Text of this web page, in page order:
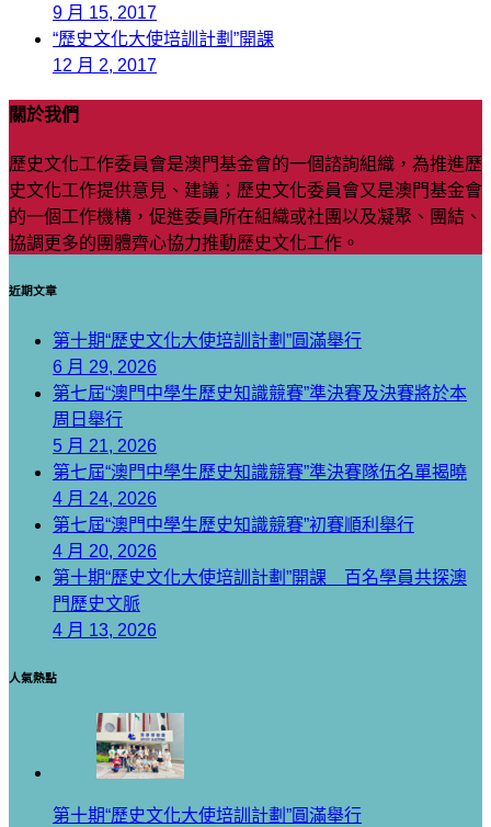
9 月 15, 2017
“歷史文化大使培訓計劃”開課
12 月 2, 2017
關於我們
歷史文化工作委員會是澳門基金會的一個諮詢組織，為推進歷
史文化工作提供意見、建議；歷史文化委員會又是澳門基金會
的一個工作機構，促進委員所在組織或社團以及凝聚、團結、
協調更多的團體齊心協力推動歷史文化工作。
近期文章
第十期“歷史文化大使培訓計劃”圓滿舉行
6 月 29, 2026
第七屆“澳門中學生歷史知識競賽”準決賽及決賽將於本
周日舉行
5 月 21, 2026
第七屆“澳門中學生歷史知識競賽”準決賽隊伍名單揭曉
4 月 24, 2026
第七屆“澳門中學生歷史知識競賽”初賽順利舉行
4 月 20, 2026
第十期“歷史文化大使培訓計劃”開課 百名學員共探澳
門歷史文脈
4 月 13, 2026
人氣熱點
第十期“歷史文化大使培訓計劃”圓滿舉行